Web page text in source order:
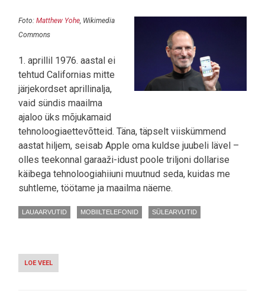
Foto: Matthew Yohe , Wikimedia
Commons
1. aprillil 1976. aastal ei
tehtud Californias mitte
järjekordset aprillinalja,
vaid sündis maailma
ajaloo üks mõjukamaid
tehnoloogiaettevõtteid. Täna, täpselt viiskümmend
aastat hiljem, seisab Apple oma kuldse juubeli lävel –
olles teekonnal garaaži-idust poole triljoni dollarise
käibega tehnoloogiahiiuni muutnud seda, kuidas me
suhtleme, töötame ja maailma näeme.
LAUAARVUTID MOBIILTELEFONID SÜLEARVUTID
LOE VEEL
POOL